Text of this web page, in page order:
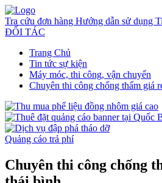
Tra cứu đơn hàng Hướng dẫn sử dụng
ĐỐI TÁC
Trang Chủ
Tin tức sự kiện
Máy móc, thi công, vận chuyển
Chuyên thi công chống thấm giá
Quảng cáo trả phí
Chuyên thi công chống